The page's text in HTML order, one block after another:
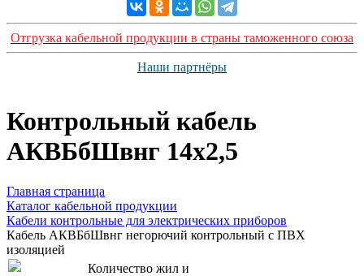
Отгрузка кабельной продукции в страны таможенного союза
Наши партнёры
Контрольный кабель
АКВБбШвнг 14х2,5
Главная страница
Каталог кабельной продукции
Кабели контрольные для электрических приборов
Кабель АКВБбШвнг негорючий контрольный с ПВХ
изоляцией
Количество жил и